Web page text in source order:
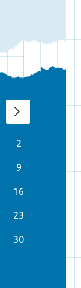
2
9
16
23
30